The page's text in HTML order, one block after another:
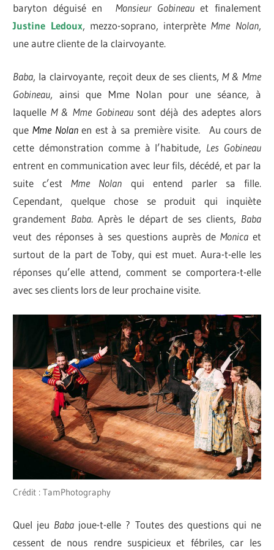
baryton déguisé en Monsieur Gobineau et finalement
Justine Ledoux, mezzo-soprano, interprèteMme Nolan,
une autre cliente de la clairvoyante.
Baba, la clairvoyante, reçoit deux de ses clients, M & Mme
Gobineau, ainsi que Mme Nolan pour une séance, à
laquelle M & Mme Gobineausont déjà des adeptes alors
que Mme Nolanen est à sa première visite. Au cours de
cette démonstration comme à l’habitude, Les Gobineau
entrent en communication avec leur fils, décédé, et par la
suite c’estMme Nolan qui entend parler sa fille.
Cependant, quelque chose se produit qui inquiète
grandement Baba. Après le départ de ses clients, Baba
veut des réponses à ses questions auprès de Monicaet
surtout de la part de Toby, qui est muet. Aura-t-elle les
réponses qu’elle attend, comment se comportera-t-elle
avec ses clients lors de leur prochaine visite.
Crédit : TamPhotography
Quel jeu Baba joue-t-elle ? Toutes des questions qui ne
cessent de nous rendre suspicieux et fébriles, car les